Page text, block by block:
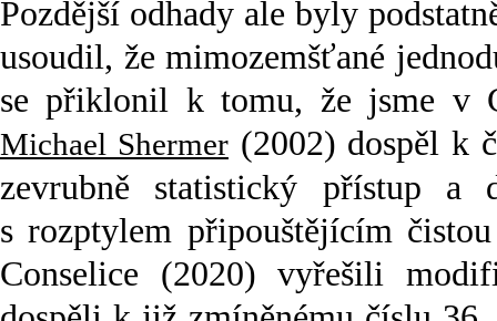
Pozdější odhady ale byly
usoudil, že mimozemšťané
se přiklonil k tomu, že jsme v
Michael Shermer(2002) dospěl k
zevrubně statistický přístup
s rozptylem připouštějícím
Conselice (2020) vyřešili